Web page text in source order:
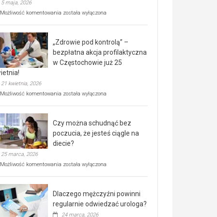
5 maja, 2026
Możliwość komentowania Rusza
rehabilitacji
dla
seniorów!
została wyłączona
„Zdrowie pod kontrolą” –
bezpłatna akcja profilaktyczna
w Częstochowie już 25
21 kwietnia, 2026
Możliwość komentowania „Zdrowie
bezpłatna
akcja
profilaktyczna
w
już
kwietnia!
została wyłączona
Czy można schudnąć bez
poczucia, że jesteś ciągle na
diecie?
25 marca, 2026
Możliwość komentowania Czy
poczucia,
że
została wyłączona
Dlaczego mężczyźni powinni
regularnie odwiedzać urologa?
24 marca, 2026